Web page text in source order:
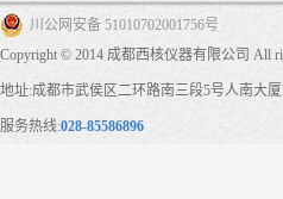
川公网安备 51010702001756号
Copyright © 2014 成都西核仪器有限公司 All
地址:成都市武侯区二环路南三段5号人南大
服务热线:028-85586896